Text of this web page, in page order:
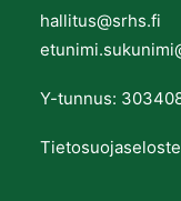
hallitus@srhs.fi
Y-tunnus:
Tietosuojaseloste